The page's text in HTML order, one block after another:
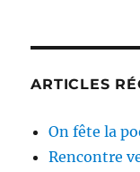
ARTICLES
On fête la
Rencontre